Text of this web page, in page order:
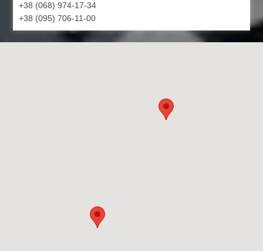
+38 (068) 974-17-34
+38 (095) 706-11-00